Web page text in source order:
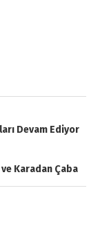
Devam Ediyor
Karadan Çaba